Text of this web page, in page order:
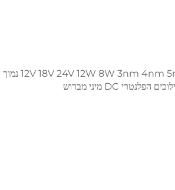
קופסת הילוכים של 32 מ"מ 12V 18V 24V 12W 8W 3nm 4nm 5rpm rpm נמוך